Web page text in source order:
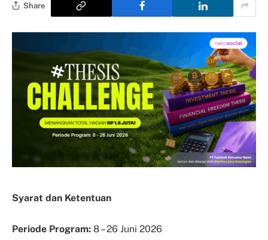
Share
Syarat dan Ketentuan
Periode Program: 8 – 26 Juni 2026